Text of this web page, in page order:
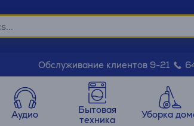
Обслуживание клиентов 9-21
Аудио
Бытовая
техника
Уборка